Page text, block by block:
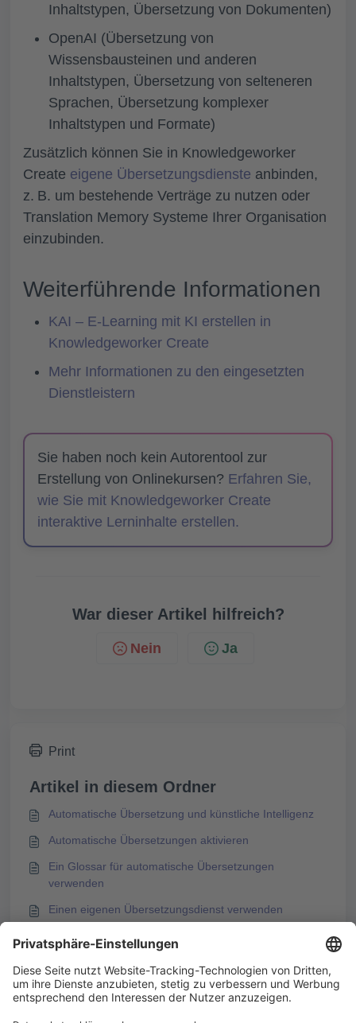
Inhaltstypen, Übersetzung von Dokumenten)
OpenAI (Übersetzung von
Wissensbausteinen und anderen
Inhaltstypen, Übersetzung von selteneren
Sprachen, Übersetzung komplexer
Inhaltstypen und Formate)
Zusätzlich können Sie in Knowledgeworker
Create eigene Übersetzungsdienste anbinden,
z. B. um bestehende Verträge zu nutzen oder
Translation Memory Systeme Ihrer Organisation
einzubinden.
Weiterführende Informationen
KAI – E-Learning mit KI erstellen in
Knowledgeworker Create
Mehr Informationen zu den eingesetzten
Dienstleistern
Sie haben noch kein Autorentool zur
Erstellung von Onlinekursen? Erfahren Sie,
wie Sie mit Knowledgeworker Create
interaktive Lerninhalte erstellen.
War dieser Artikel hilfreich?
Nein Ja
Print
Artikel in diesem Ordner
Automatische Übersetzung und künstliche Intelligenz
Automatische Übersetzungen aktivieren
Ein Glossar für automatische Übersetzungen
verwenden
Einen eigenen Übersetzungsdienst verwenden
Das könnte Sie auch interessieren
Automatische Übersetzungen aktivieren
Kurse automatisch übersetzen